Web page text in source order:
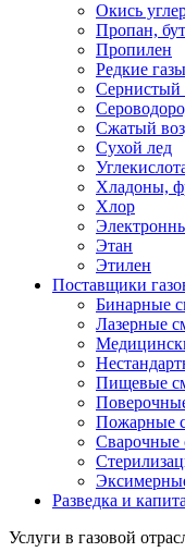
Окись
Пропан,
Пропилен
Редкие газы
Сернистый
Сжатый
Сухой лед
Хладоны,
Хлор
Этан
Этилен
Поставщики
Бинарные
Лазерные
Пищевые
Пожарные
Сварочные
Разведка и
Услуги в газовой